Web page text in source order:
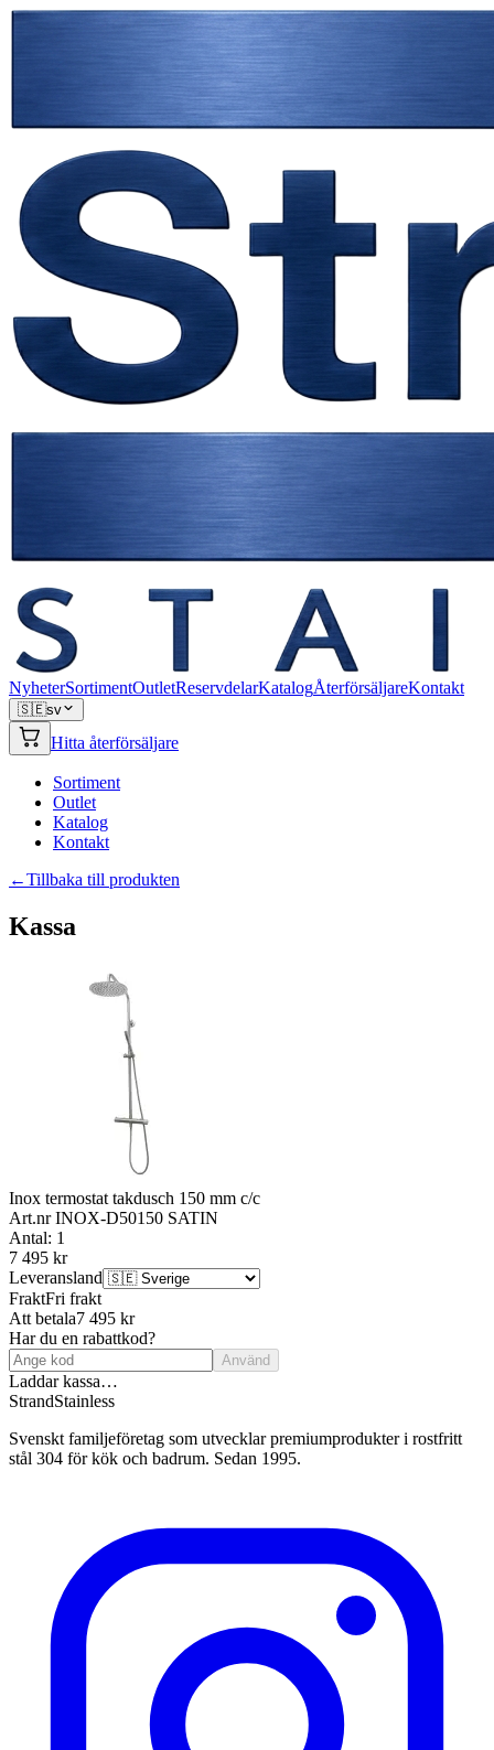
NyheterSortimentOutletReservdelarKatalogÅterförsäljareKontakt
🇸🇪sv
Hitta återförsäljare
Sortiment
Outlet
Katalog
Kontakt
←Tillbaka till produkten
Kassa
Inox termostat takdusch 150 mm c/c
Art.nrINOX-D50150 SATIN
Antal: 1
7 495 kr
Leveransland
FraktFri frakt
Att betala7 495 kr
Har du en rabattkod?
Använd
Laddar kassa…
StrandStainless
Svenskt familjeföretag som utvecklar premiumprodukter i rostfritt
stål 304 för kök och badrum. Sedan 1995.